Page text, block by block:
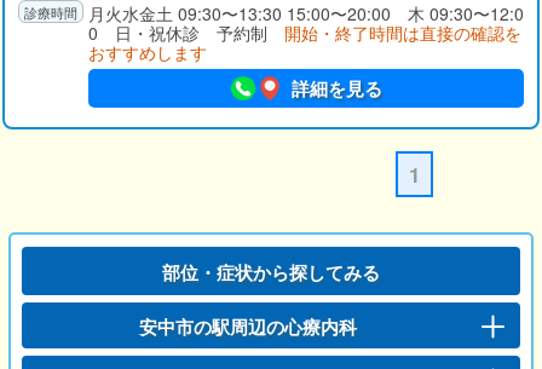
月火水金土 09:30〜13:30 15:00〜20:00 木 09:30〜12:0
0 日・祝休診 予約制 開始・終了時間は直接の確認を
おすすめします
詳細を見る
1
部位・症状から探してみる
安中市の駅周辺の心療内科